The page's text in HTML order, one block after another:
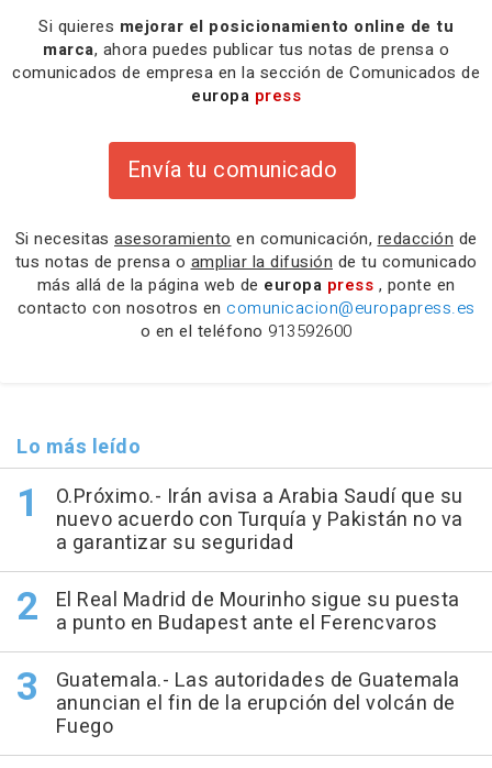
Si quieres mejorar el posicionamiento online de tu
marca, ahora puedes publicar tus notas de prensa o
comunicados de empresa en la sección de Comunicados de
europa press
Envía tu comunicado
Si necesitas asesoramiento en comunicación, redacción de
tus notas de prensa o ampliar la difusión de tu comunicado
más allá de la página web de europa press , ponte en
contacto con nosotros en comunicacion@europapress.es
o en el teléfono 913592600
Lo más leído
O.Próximo.- Irán avisa a Arabia Saudí que su
nuevo acuerdo con Turquía y Pakistán no va
a garantizar su seguridad
El Real Madrid de Mourinho sigue su puesta
a punto en Budapest ante el Ferencvaros
Guatemala.- Las autoridades de Guatemala
anuncian el fin de la erupción del volcán de
Fuego